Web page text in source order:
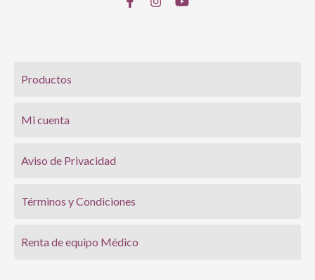
Productos
Mi cuenta
Aviso de Privacidad
Términos y Condiciones
Renta de equipo Médico